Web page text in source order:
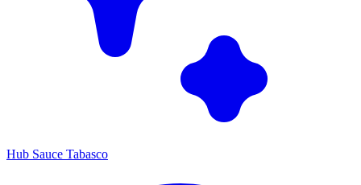
Hub Sauce Tabasco